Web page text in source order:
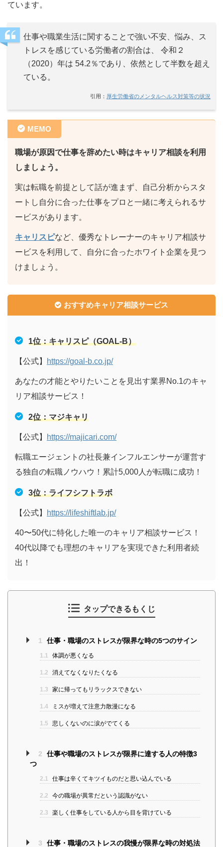
ています。
仕事や職業生活に関することで強い不安、悩み、ス
トレスを感じている労働者の割合は、 令和２
（2020）年は 54.2％であり、依然として半数を超え
ている。
引用： 厚生労働省のメンタルヘルス対策等の状況
MEMO
職場が原因で仕事を辞めたい時はキャリア相談を利用
しましょう。
実は転職を前提として話が進まず、自己分析からスタ
ートし自分に合った仕事をプロと一緒に考えられるサ
ービスがあります。
キャリスピなど、優秀なトレーナーのキャリア相談サ
ービスを利用して、自分に合ったホワイト企業を見つ
けましょう。
おすすめキャリア相談サービス
1位：キャリスピ（GOAL-B）
【公式】 https://goal-b.co.jp/
あなたの才能とやりたいことを見出す業界No.1のキャ
リア相談サービス！
2位：マジキャリ
【公式】 https://majicari.com/
転職エージェントの社長兼インフルエンサーが運営す
る独自の転職ノウハウ！累計5,000人が転職に成功！
3位：ライフシフトラボ
【公式】 https://lifeshiftlab.jp/
40〜50代に特化した唯一のキャリア相談サービス！
40代以降でも理想のキャリアを実現できた利用者続
出！
タップできるもくじ
1 仕事・職場のストレスが限界な時の5つのサイン
1.1 体調が悪くなる
1.2 消えてなくなりたくなる
1.3 家に帰ってもリラックスできない
1.4 ミスが増えて注意力散漫になる
1.5 悲しくないのに涙がでてくる
2
仕事や職場のストレスが限界に達する人の特徴3
つ
2.1 仕事は辛くてキツイものだと思い込んでいる
2.2 今の職場が異常だという認識がない
2.3 楽しく仕事をしている人から目を背けている
3 仕事・職場のストレスの我慢が限界な時の対処法